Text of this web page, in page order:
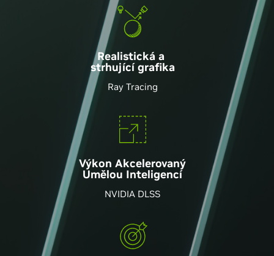
Realistická a
strhující grafika
Ray Tracing
Výkon Akcelerovaný
Umělou Inteligencí
NVIDIA DLSS